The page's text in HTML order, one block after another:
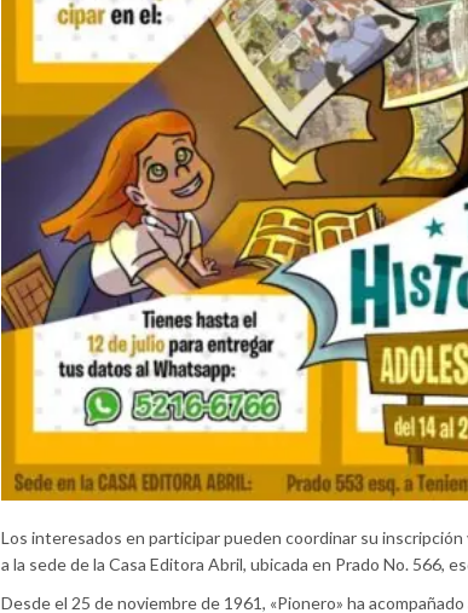
Los interesados en participar pueden coordinar su
a la sede de la Casa Editora Abril, ubicada en Prado No. 566,
Desde el 25 de noviembre de 1961, «Pionero» ha